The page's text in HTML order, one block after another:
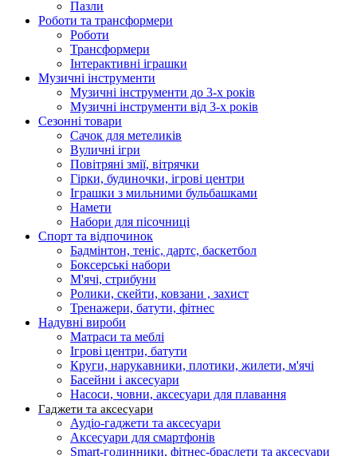
Пазли
Роботи та трансформери
Роботи
Трансформери
Інтерактивні іграшки
Музичні інструменти
Музичні інструменти до 3-х років
Музичні інструменти від 3-х років
Сезонні товари
Сачок для метеликів
Вуличні ігри
Повітряні змії, вітрячки
Гірки, будиночки, ігрові центри
Іграшки з мильними бульбашками
Намети
Набори для пісочниці
Спорт та відпочинок
Бадмінтон, теніс, дартс, баскетбол
Боксерські набори
М'ячі, стрибуни
Ролики, скейти, ковзани , захист
Тренажери, батути, фітнес
Надувні вироби
Матраси та меблі
Ігрові центри, батути
Круги, нарукавники, плотики, жилети, м'ячі
Басейни і аксесуари
Насоси, човни, аксесуари для плавання
Гаджети та аксесуари
Аудіо-гаджети та аксесуари
Аксесуари для смартфонів
Smart-годинники, фітнес-браслети та аксесуари